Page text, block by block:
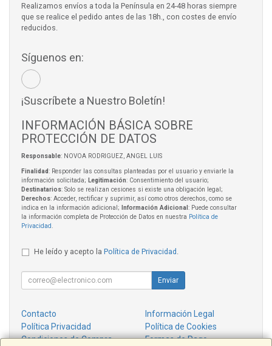
Realizamos envíos a toda la Península en 24-48 horas siempre
que se realice el pedido antes de las 18h., con costes de envío
reducidos.
Síguenos en:
¡Suscríbete a Nuestro Boletín!
INFORMACIÓN BÁSICA SOBRE
PROTECCIÓN DE DATOS
Responsable: NOVOA RODRIGUEZ, ANGEL LUIS
Finalidad: Responder las consultas planteadas por el usuario y enviarle la
información solicitada; Legitimación: Consentimiento del usuario;
Destinatarios: Solo se realizan cesiones si existe una obligación legal;
Derechos: Acceder, rectificar y suprimir, así como otros derechos, como se
indica en la información adicional;
Información Adicional : Puede consultar
la información completa de Protección de Datos en nuestra Política de
Privacidad
He leído y acepto la Política de Privacidad
Enviar
Contacto
Información Legal
Política Privacidad
Política de Cookies
Condiciones de Compra
Formas de Pago